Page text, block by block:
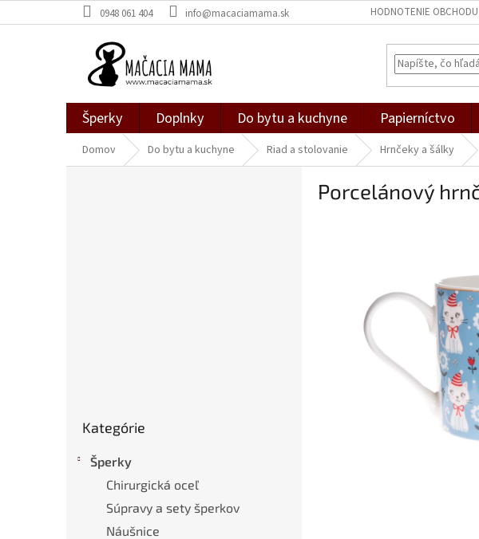
na
0948 061 404 info@macaciamama.sk HODNOTENIE OBCHODU
Šperky Doplnky Do bytu a kuchyne Papierníctvo
Domov Do bytu a kuchyne Riad a stolovanie Hrnčeky a šálky
kategórie
Kategórie
Šperky
Chirurgická oceľ
Súpravy a sety šperkov
Náušnice
Porcelánový